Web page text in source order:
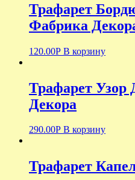
Трафарет
Фабрика
120.00Р В корзину
Трафарет Узор
Декора
290.00Р В корзину
Трафарет